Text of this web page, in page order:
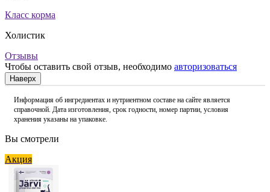
Класс корма
Холистик
Отзывы
Чтобы оставить свой отзыв, необходимо авторизоваться
Наверх
Информация об ингредиентах и нутриентном составе на сайте является
справочной. Дата изготовления, срок годности, номер партии, условия
хранения указаны на упаковке.
Вы смотрели
Акция